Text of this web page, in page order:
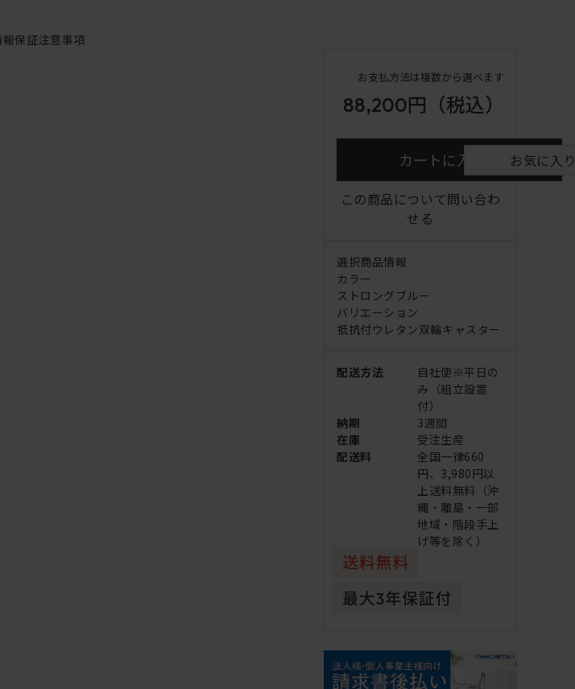
報保証注意事項
お支払方法は複数から選べます
88,200円 （税込）
カートに入れる お気に入
この商品について問い合わ
せる
選択商品情報
カラー
ストロングブルー
バリエーション
抵抗付ウレタン双輪キャスター
配送方法
自社便※平日の
み（組立設置
付）
納期
3週間
在庫
受注生産
配送料
全国一律660
円、3,980円以
上送料無料（沖
縄・離島・一部
地域・階段手上
げ等を除く）